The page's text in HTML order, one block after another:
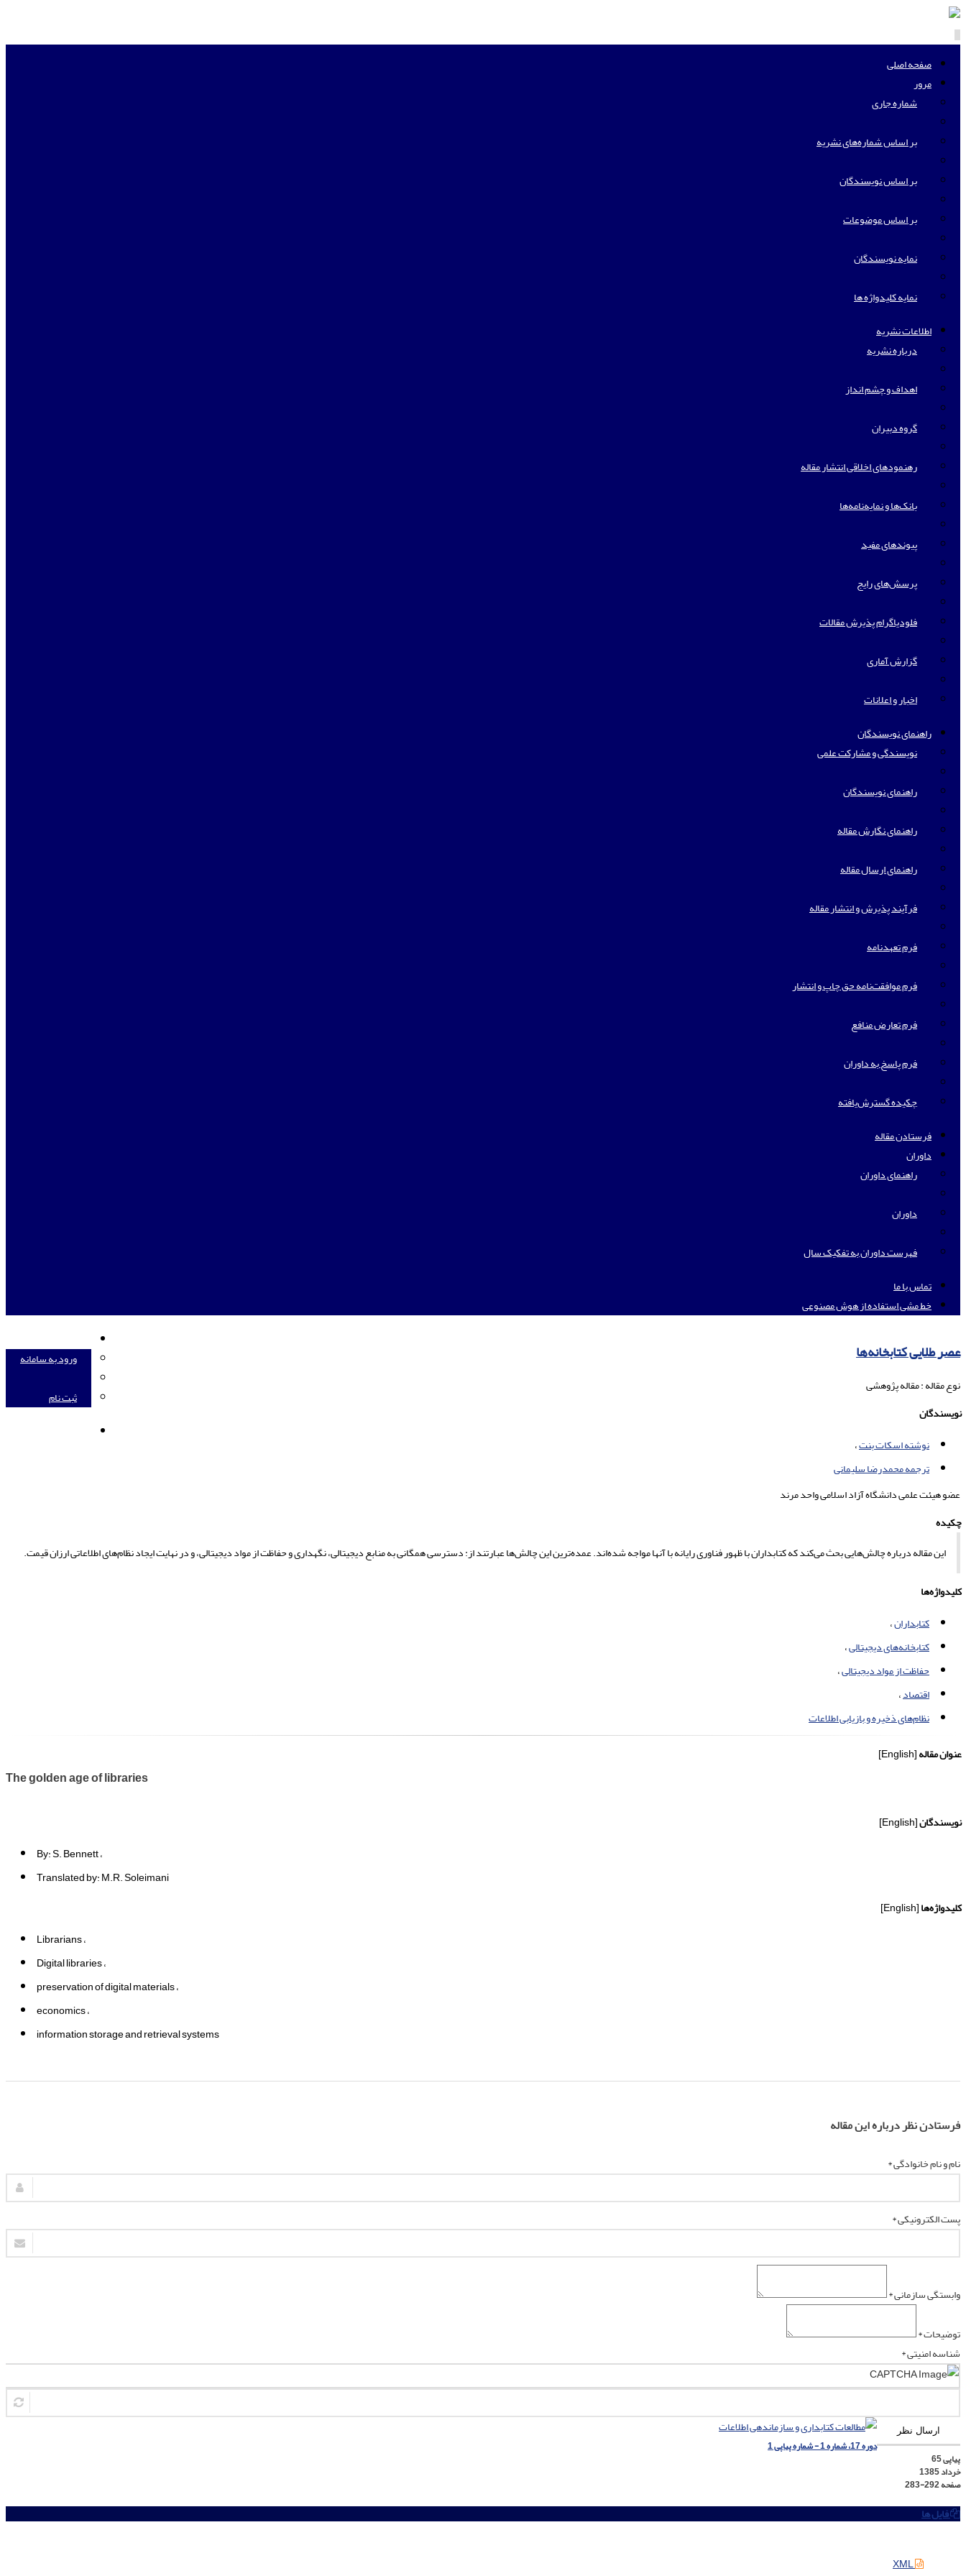
navigation
صفحه اصلی
مرور
شماره جاری
بر اساس شماره‌های نشریه
بر اساس نویسندگان
بر اساس موضوعات
نمایه نویسندگان
نمایه کلیدواژه ها
اطلاعات نشریه
درباره نشریه
اهداف و چشم انداز
گروه دبیران
رهنمودهای اخلاقی انتشار مقاله
بانک‌ها و نمایه‌‌نامه‌ها
پیوندهای مفید
پرسش‌های رایج
فلودیاگرام پذیرش مقالات
گزارش آماری
اخبار و اعلانات
راهنمای نویسندگان
نویسندگی و مشارکت علمی
راهنمای نویسندگان
راهنمای نگارش مقاله
راهنمای ارسال مقاله
فرآیند پذیرش و انتشار مقاله
فرم تعهدنامه
فرم موافقت‌نامه حق چاپ و انتشار
فرم تعارض منافع
فرم پاسخ به داوران
چکیده گسترش‌یافته
فرستادن مقاله
داوران
راهنمای داوران
داوران
فهرست داوران به تفکیک سال
تماس با ما
خط مشی استفاده از هوش مصنوعی
ورود به سامانه
ثبت نام
عصر طلایی کتابخانه‌ها
نوع مقاله : مقاله پژوهشی
نویسندگان
نوشته اسکات بنت
ترجمه محمدرضا سلیمانی
عضو هیئت علمی دانشگاه آزاد اسلامی واحد مرند
چکیده
این مقاله درباره چالش‌هایی بحث می‌کند که کتابداران با ظهور فناوری رایانه با آنها مواجه شده‌اند. عمده‌ترین این چالش‌ها عبارتند از: دسترسی همگانی به منابع دیجیتالی، نگهداری و حفاظت از مواد دیجیتالی، و در نهایت ایجاد نظام‌های اطلاعاتی ارزان قیمت.
کلیدواژه‌ها
کتابداران
کتابخانه‌های دیجیتالی
حفاظت از مواد دیجیتالی
اقتصاد
نظام‌های ذخیره و بازیابی اطلاعات
عنوان مقاله[English]
The golden age of libraries
نویسندگان[English]
By: S. Bennett
Translated by: M.R. Soleimani
کلیدواژه‌ها[English]
Librarians
Digital libraries
preservation of digital materials
economics
information storage and retrieval systems
فرستادن نظر درباره این مقاله
نام و نام خانوادگی *
پست الکترونیکی *
وابستگی سازمانی *
توضیحات *
شناسه امنیتی *
ارسال نظر
دوره 17، شماره 1 - شماره پیاپی 1
پیاپی 65
خرداد 1385
صفحه283-292
فایل ها
XML